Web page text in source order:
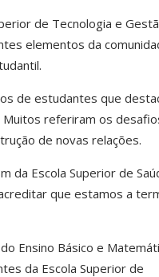
de Tecnologia e
elementos da
de estudantes que
Muitos referiram os
de novas relações.
da Escola Superior de
que estamos a
Ensino Básico e
da Escola Superior de